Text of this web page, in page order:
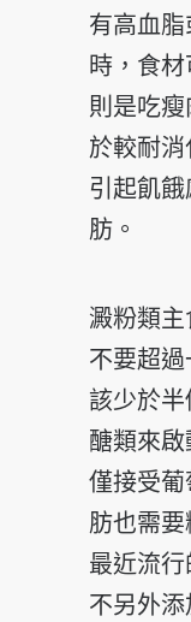
有高血
時，食材
則是吃
於較耐
引起飢
肪。
澱粉類
不要超
該少於
醣類來
僅接受
肪也需要
最近流
不另外